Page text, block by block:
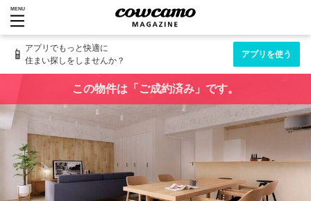
MENU
📱 アプリでもっと快適に
住まい探しをしませんか？
アプリを使う
この物件は「ご成約済み」です。